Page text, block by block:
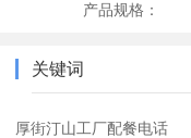
产品规格：
关键词
厚街汀山工厂配餐电话